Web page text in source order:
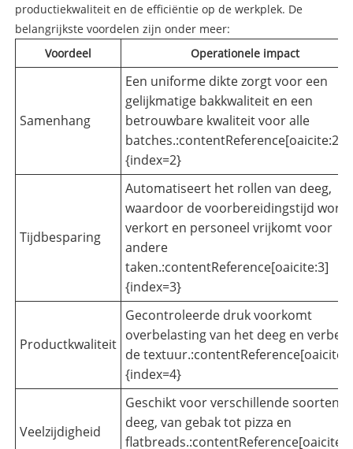
productiekwaliteit en de efficiëntie op de werkplek. De
belangrijkste voordelen zijn onder meer:
Voordeel
Operationele impact
Samenhang
Een uniforme dikte zorgt voor een
gelijkmatige bakkwaliteit en een
betrouwbare kwaliteit voor alle
batches.:contentReference[oaicite:2]
{index=2}
Tijdbesparing
Automatiseert het rollen van deeg,
waardoor de voorbereidingstijd wordt
verkort en personeel vrijkomt voor
andere
taken.:contentReference[oaicite:3]
{index=3}
Productkwaliteit
Gecontroleerde druk voorkomt
overbelasting van het deeg en
de
{index=4}
Veelzijdigheid
Geschikt voor verschillende soorten
deeg, van gebak tot pizza en